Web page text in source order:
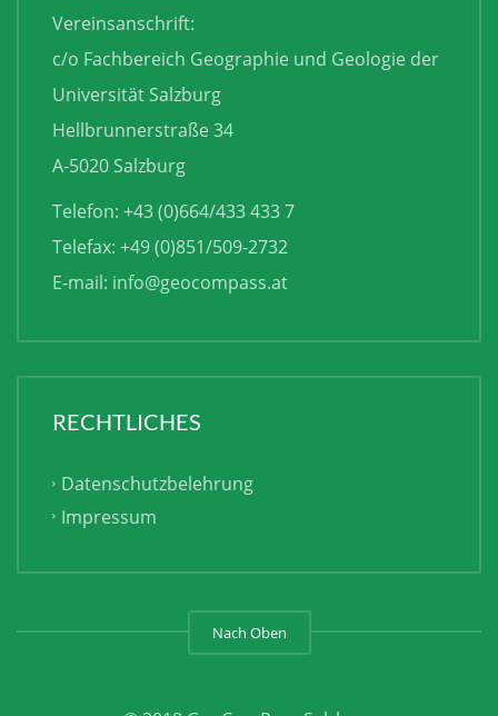
Vereinsanschrift:
c/o Fachbereich Geographie und Geologie der
Universität Salzburg
Hellbrunnerstraße 34
A-5020 Salzburg
Telefon: +43 (0)664/433 433 7
Telefax: +49 (0)851/509-2732
E-mail: info@geocompass.at
RECHTLICHES
Datenschutzbelehrung
Impressum
Nach Oben